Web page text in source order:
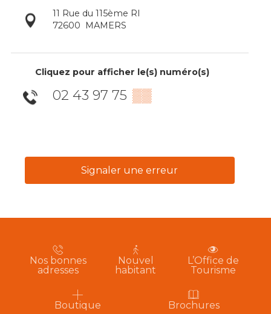
11 Rue du 115ème RI
72600
MAMERS
Cliquez pour afficher le(s) numéro(s)
02 43 97 75 ▒▒
Signaler une erreur
Nos bonnes
adresses
Nouvel
habitant
L’Office de
Tourisme
Boutique Brochures